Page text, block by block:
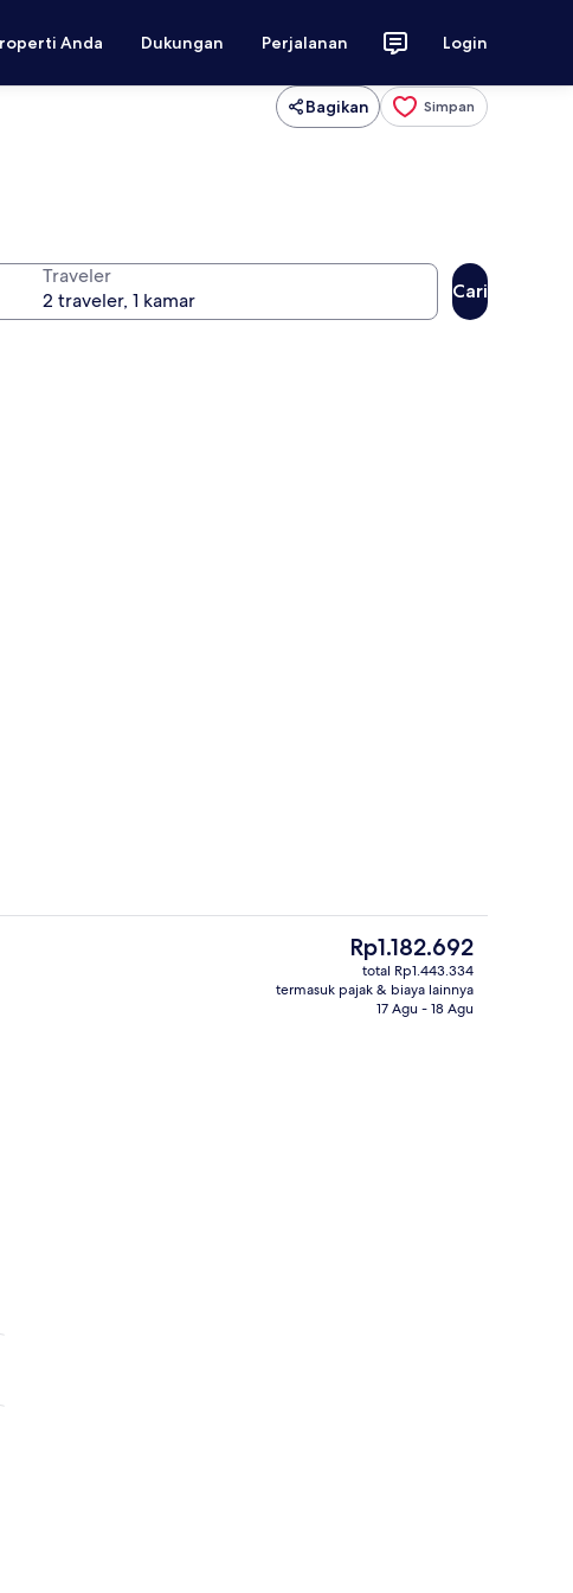
Anda Dukungan Perjalanan Login
Bagikan Simpan
Traveler
Cari
Melayani sarapan
Harga
saat
ini
Rp1.182.692
Rp1.182.692
total Rp1.443.334
termasuk pajak & biaya lainnya
17 Agu - 18 Agu